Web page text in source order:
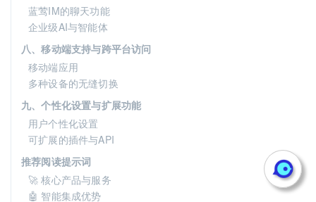
蓝莺IM的聊天功能
企业级AI与智能体
八、移动端支持与跨平台访问
移动端应用
多种设备的无缝切换
九、个性化设置与扩展功能
用户个性化设置
可扩展的插件与API
推荐阅读提示词
🚀 核心产品与服务
🤖 智能集成优势